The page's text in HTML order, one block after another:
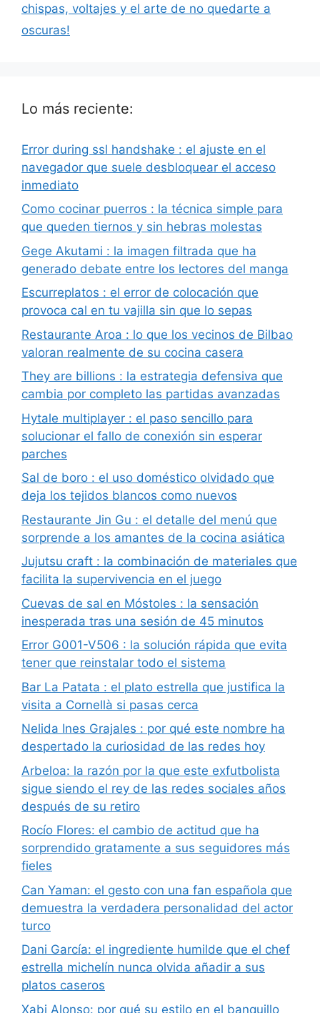
chispas, voltajes y el arte de no quedarte a
oscuras!
Lo más reciente:
Error during ssl handshake : el ajuste en el
navegador que suele desbloquear el acceso
inmediato
Como cocinar puerros : la técnica simple para
que queden tiernos y sin hebras molestas
Gege Akutami : la imagen filtrada que ha
generado debate entre los lectores del manga
Escurreplatos : el error de colocación que
provoca cal en tu vajilla sin que lo sepas
Restaurante Aroa : lo que los vecinos de Bilbao
valoran realmente de su cocina casera
They are billions : la estrategia defensiva que
cambia por completo las partidas avanzadas
Hytale multiplayer : el paso sencillo para
solucionar el fallo de conexión sin esperar
parches
Sal de boro : el uso doméstico olvidado que
deja los tejidos blancos como nuevos
Restaurante Jin Gu : el detalle del menú que
sorprende a los amantes de la cocina asiática
Jujutsu craft : la combinación de materiales que
facilita la supervivencia en el juego
Cuevas de sal en Móstoles : la sensación
inesperada tras una sesión de 45 minutos
Error G001-V506 : la solución rápida que evita
tener que reinstalar todo el sistema
Bar La Patata : el plato estrella que justifica la
visita a Cornellà si pasas cerca
Nelida Ines Grajales : por qué este nombre ha
despertado la curiosidad de las redes hoy
Arbeloa: la razón por la que este exfutbolista
sigue siendo el rey de las redes sociales años
después de su retiro
Rocío Flores: el cambio de actitud que ha
sorprendido gratamente a sus seguidores más
fieles
Can Yaman: el gesto con una fan española que
demuestra la verdadera personalidad del actor
turco
Dani García: el ingrediente humilde que el chef
estrella michelín nunca olvida añadir a sus
platos caseros
Xabi Alonso: por qué su estilo en el banquillo